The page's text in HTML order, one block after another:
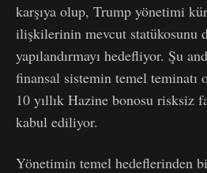
karşıya olup, Trump yönetimi
ilişkilerinin mevcut statükosunu
yapılandırmayı hedefliyor. Şu
finansal sistemin temel teminatı
10 yıllık Hazine bonosu risksiz
kabul ediliyor.
Yönetimin temel hedeflerinden